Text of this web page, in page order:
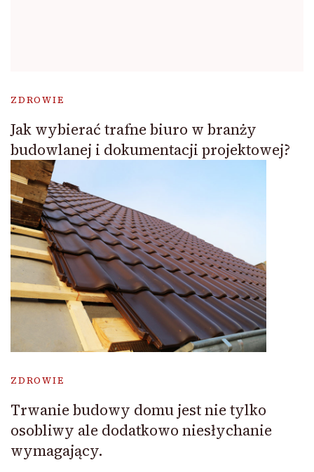
ZDROWIE
Jak wybierać trafne biuro w branży
budowlanej i dokumentacji projektowej?
ZDROWIE
Trwanie budowy domu jest nie tylko
osobliwy ale dodatkowo niesłychanie
wymagający.